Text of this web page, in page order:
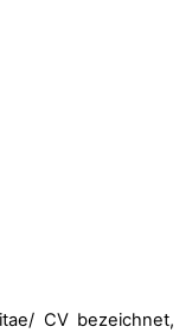
CV bezeichnet,